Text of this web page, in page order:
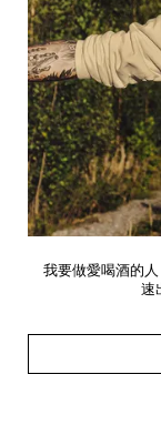
我要做愛喝酒的
速